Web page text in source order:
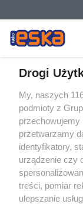
Drogi
My, naszych
podmioty z
przechowujemy
przetwarzamy
identyfikatory,
urządzenie czy
treści, pomiar
ulepszanie